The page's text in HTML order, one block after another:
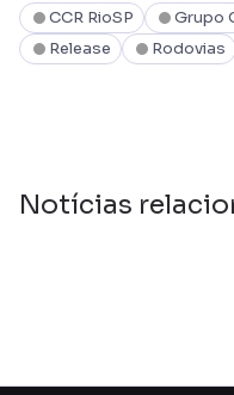
CCR RioSP Grupo
Release
Rodovias
Notícias